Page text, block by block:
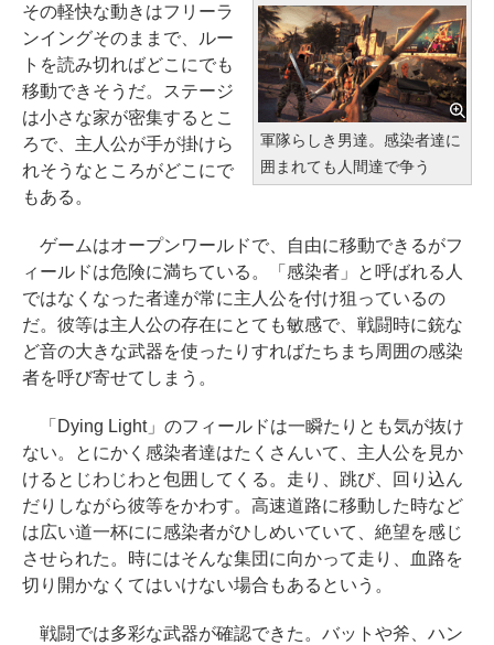
軍隊らしき男達。感染者達に
囲まれても人間達で争う
その軽快な動きはフリーラ
ンイングそのままで、ルー
トを読み切ればどこにでも
移動できそうだ。ステージ
は小さな家が密集するとこ
ろで、主人公が手が掛けら
れそうなところがどこにで
もある。
ゲームはオープンワールドで、自由に移動できるがフ
ィールドは危険に満ちている。「感染者」と呼ばれる人
ではなくなった者達が常に主人公を付け狙っているの
だ。彼等は主人公の存在にとても敏感で、戦闘時に銃な
ど音の大きな武器を使ったりすればたちまち周囲の感染
者を呼び寄せてしまう。
「Dying Light」のフィールドは一瞬たりとも気が抜け
ない。とにかく感染者達はたくさんいて、主人公を見か
けるとじわじわと包囲してくる。走り、跳び、回り込ん
だりしながら彼等をかわす。高速道路に移動した時など
は広い道一杯にに感染者がひしめいていて、絶望を感じ
させられた。時にはそんな集団に向かって走り、血路を
切り開かなくてはいけない場合もあるという。
戦闘では多彩な武器が確認できた。バットや斧、ハン